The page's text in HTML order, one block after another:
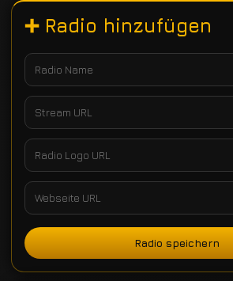
➕ Radio hinzufügen
Radio speichern